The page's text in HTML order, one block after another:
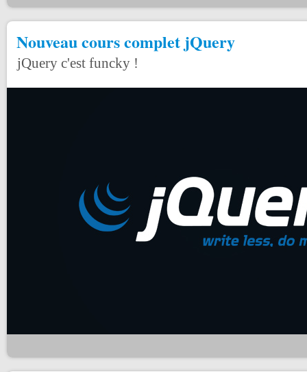
Nouveau cours complet jQuery
jQuery c'est funcky !